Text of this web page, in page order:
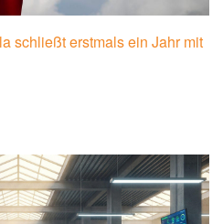
schließt erstmals ein Jahr mit